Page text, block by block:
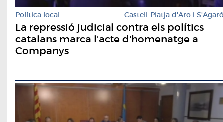
Política local Castell-Platja d'Aro i S'Agaró
La repressió judicial contra els polítics
catalans marca l'acte d'homenatge a
Companys